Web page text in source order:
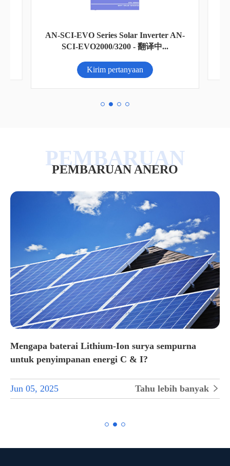
AN-SCI-EVO Series Solar Inverter AN-
SCI-EVO2000/3200 - 翻译中...
Kirim pertanyaan
PEMBARUAN ANERO
Mengapa baterai Lithium-Ion surya sempurna
untuk penyimpanan energi C & I?
Jun 05, 2025 Tahu lebih banyak 